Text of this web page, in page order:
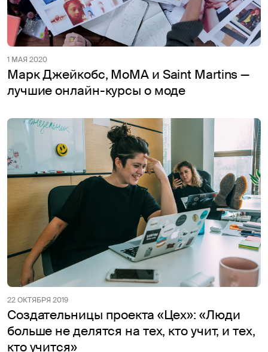
1 МАЯ 2020
Марк Джейкобс, MoMA и Saint Martins —
лучшие онлайн-курсы о моде
22 ОКТЯБРЯ 2019
Создательницы проекта «Цех»: «Люди
больше не делятся на тех, кто учит, и тех,
кто учится»